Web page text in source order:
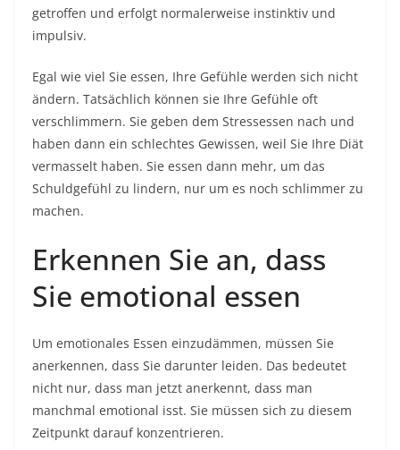
getroffen und erfolgt normalerweise instinktiv und
impulsiv.
Egal wie viel Sie essen, Ihre Gefühle werden sich nicht
ändern. Tatsächlich können sie Ihre Gefühle oft
verschlimmern. Sie geben dem Stressessen nach und
haben dann ein schlechtes Gewissen, weil Sie Ihre Diät
vermasselt haben. Sie essen dann mehr, um das
Schuldgefühl zu lindern, nur um es noch schlimmer zu
machen.
Erkennen Sie an, dass
Sie emotional essen
Um emotionales Essen einzudämmen, müssen Sie
anerkennen, dass Sie darunter leiden. Das bedeutet
nicht nur, dass man jetzt anerkennt, dass man
manchmal emotional isst. Sie müssen sich zu diesem
Zeitpunkt darauf konzentrieren.